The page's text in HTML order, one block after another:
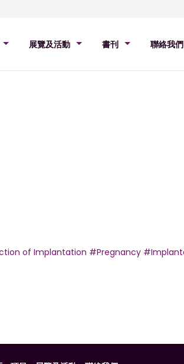
展覽及活動 書刊 聯絡我們
of Implantation #Pregnancy